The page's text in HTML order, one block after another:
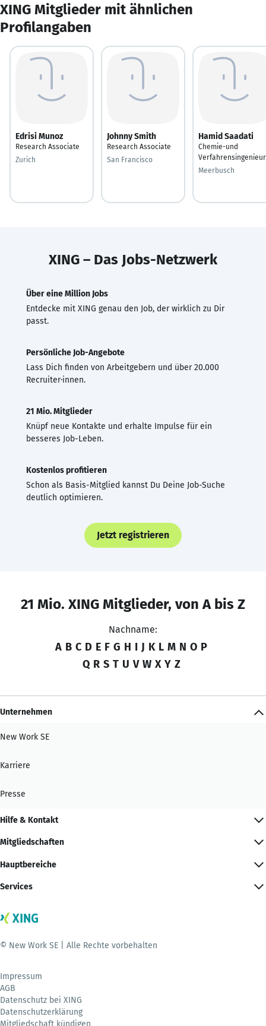
XING Mitglieder mit ähnlichen
Profilangaben
Edrisi Munoz
Research Associate
Zurich
Johnny Smith
Research Associate
San Francisco
Hamid Saadati
Chemie-und
Verfahrensingenieur
Meerbusch
XING – Das Jobs-Netzwerk
Über eine Million Jobs
Entdecke mit XING genau den Job, der wirklich zu Dir
passt.
Persönliche Job-Angebote
Lass Dich finden von Arbeitgebern und über 20.000
Recruiter·innen.
21 Mio. Mitglieder
Knüpf neue Kontakte und erhalte Impulse für ein
besseres Job-Leben.
Kostenlos profitieren
Schon als Basis-Mitglied kannst Du Deine Job-Suche
deutlich optimieren.
Jetzt registrieren
21 Mio. XING Mitglieder, von A bis Z
Nachname:
A B C D E F G H I J K L M N O P
Q R S T U V W X Y Z
Unternehmen
New Work SE
Karriere
Presse
Hilfe & Kontakt
Mitgliedschaften
Hauptbereiche
Services
© New Work SE | Alle Rechte vorbehalten
Impressum
AGB
Datenschutz bei XING
Datenschutzerklärung
Mitgliedschaft kündigen